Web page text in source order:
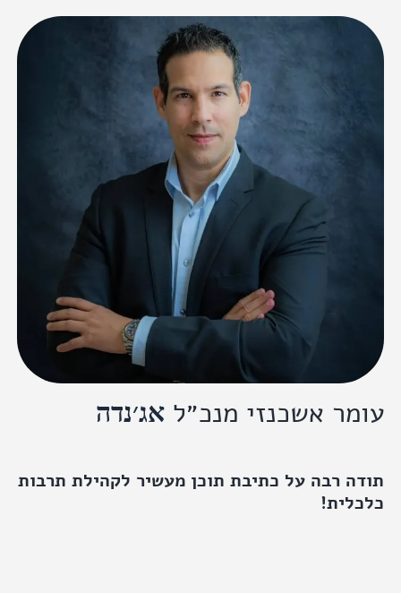
עומר אשכנזי מנכ״ל אג׳נדה
תודה רבה על כתיבת תוכן מעשיר לקהילת תרבות
כלכלית!